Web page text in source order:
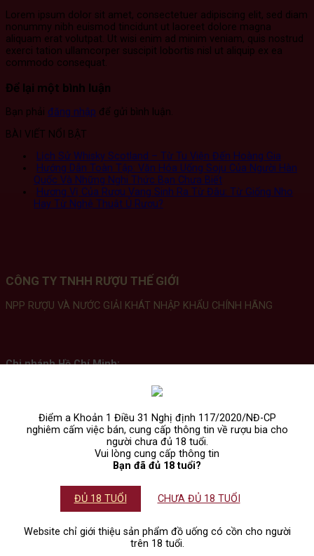
Điểm a Khoản 1 Điều 31 Nghị định 117/2020/NĐ-CP
nghiêm cấm việc bán, cung cấp thông tin về rượu bia cho
người chưa đủ 18 tuổi.
Vui lòng cung cấp thông tin
Bạn đã đủ 18 tuổi?
ĐỦ 18 TUỔI CHƯA ĐỦ 18 TUỔI
Website chỉ giới thiệu sản phẩm đồ uống có cồn cho người
trên 18 tuổi.
Lorem ipsum dolor sit amet, consectetuer adipiscing elit, sed diam
nonummy nibh euismod tincidunt ut laoreet dolore magna
aliquam erat volutpat. Ut wisi enim ad minim veniam, quis nostrud
exerci tation ullamcorper suscipit lobortis nisl ut aliquip ex ea
commodo consequat.
Để lại một bình luận
Bạn phải đăng nhập để gửi bình luận.
BÀI VIẾT NỔI BẬT
Lịch Sử Whisky Scotland – Từ Tu Viện Đến Hoàng Gia
Hướng Dẫn Toàn Tập: Văn Hóa Uống Soju Của Người Hàn
Quốc Và Những Nghi Thức Bạn Chưa Biết
Hương Vị Của Rượu Vang Sinh Ra Từ Đâu: Từ Giống Nho
Hay Từ Nghệ Thuật Ủ Rượu?
CÔNG TY TNHH RƯỢU THẾ GIỚI
NPP RƯỢU VÀ NƯỚC GIẢI KHÁT NHẬP KHẨU CHÍNH HÃNG
Chi nhánh Hồ Chí Minh:
74/28 Bàu Cát 1, Phường Tân Bình, Thành Phố Hồ Chí Minh.
Chi nhánh Hà Nội:
14 Lô 6 Đền Lừ 1, Phường Tương Mai, Thành Phố Hà Nội.
Chi nhánh Đà Nẵng:
Tầng 4, số 685 Ngô Quyền, Phường An Hải, Thành phố Đà Nẵng.